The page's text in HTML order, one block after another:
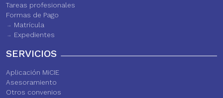
Tareas profesionales
Formas de Pago
Matrícula
Expedientes
SERVICIOS
Aplicación MiCIE
Asesoramiento
Otros convenios